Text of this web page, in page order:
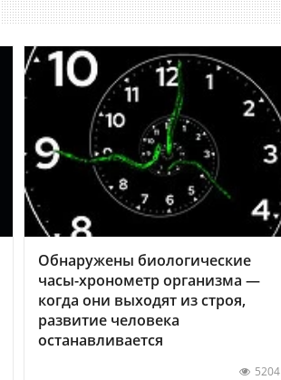
Обнаружены биологические
часы-хронометр организма —
когда они выходят из строя,
развитие человека
останавливается
5204